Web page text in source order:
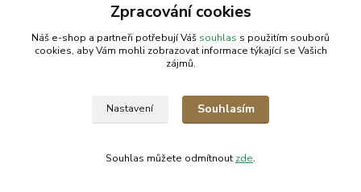
Zpracování cookies
Náš e-shop a partneři potřebují Váš souhlas s použitím souborů
cookies, aby Vám mohli zobrazovat informace týkající se Vašich
zájmů.
Nastavení Souhlasím
Souhlas můžete odmítnout zde.